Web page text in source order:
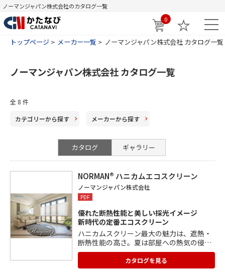
ノーマンジャパン株式会社のカタログ一覧
0
トップページ メーカー一覧 ノーマンジャパン株式会社 カタログ一覧
ノーマンジャパン株式会社 カタログ一覧
全 8 件
カテゴリーから探す メーカーから探す
カタログ ギャラリー
NORMAN® ハニカムエコスクリーン
ノーマンジャパン株式会社
PDF
優れた断熱性能と美しい採光イメージ
新時代の定番エコスクリーン
ハニカムスクリーン最大の魅力は、遮熱・
断熱性能の高さ。夏は部屋への熱気の侵入
を抑え、冬は部屋からの暖気の流出を抑え
ます。 NORMAN®では多彩な操作メカを用
意。サイズや使用用途によって、 より適し
カタログを見る